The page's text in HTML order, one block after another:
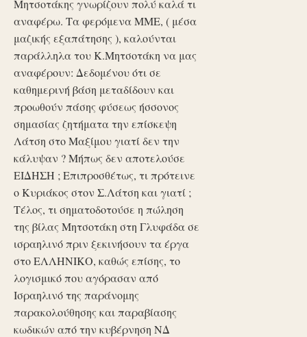
Μητσοτάκης γνωρίζουν πολύ καλά τι
αναφέρω. Τα φερόμενα ΜΜΕ, ( μέσα
μαζικής εξαπάτησης ), καλούνται
παράλληλα του Κ.Μητσοτάκη να μας
αναφέρουν: Δεδομένου ότι σε
καθημερινή βάση μεταδίδουν και
προωθούν πάσης φύσεως ήσσονος
σημασίας ζητήματα την επίσκεψη
Λάτση στο Μαξίμου γιατί δεν την
κάλυψαν ? Μήπως δεν αποτελούσε
ΕΙΔΗΣΗ ; Επιπροσθέτως, τι πρότεινε
ο Κυριάκος στον Σ.Λάτση και γιατί ;
Τέλος, τι σηματοδοτούσε η πώληση
της βίλας Μητσοτάκη στη Γλυφάδα σε
ισραηλινό πριν ξεκινήσουν τα έργα
στο ΕΛΛΗΝΙΚΟ, καθώς επίσης, το
λογισμικό που αγόρασαν από
Ισραηλινό της παράνομης
παρακολούθησης και παραβίασης
κωδικών από την κυβέρνηση ΝΔ